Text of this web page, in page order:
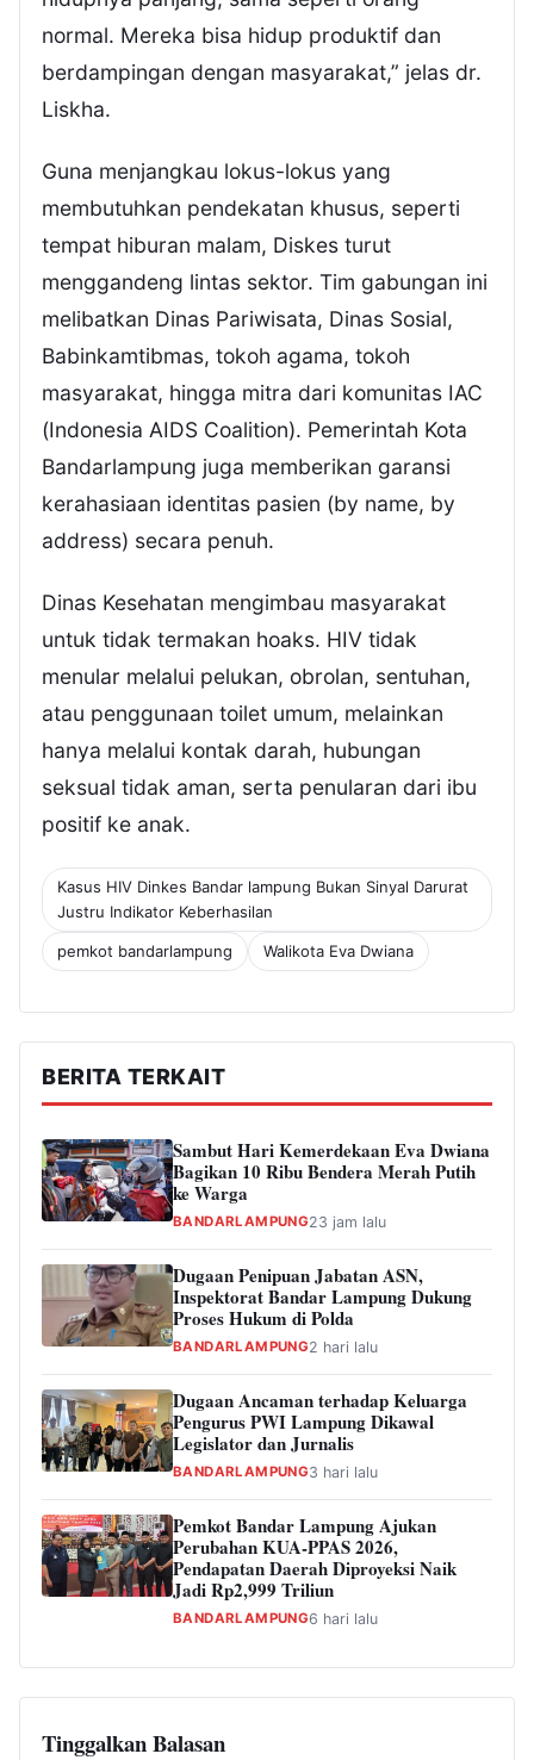
normal. Mereka bisa hidup produktif dan
berdampingan dengan masyarakat,” jelas dr.
Liskha.
Guna menjangkau lokus-lokus yang
membutuhkan pendekatan khusus, seperti
tempat hiburan malam, Diskes turut
menggandeng lintas sektor. Tim gabungan ini
melibatkan Dinas Pariwisata, Dinas Sosial,
Babinkamtibmas, tokoh agama, tokoh
masyarakat, hingga mitra dari komunitas IAC
(Indonesia AIDS Coalition). Pemerintah Kota
Bandarlampung juga memberikan garansi
kerahasiaan identitas pasien (by name, by
address) secara penuh.
Dinas Kesehatan mengimbau masyarakat
untuk tidak termakan hoaks. HIV tidak
menular melalui pelukan, obrolan, sentuhan,
atau penggunaan toilet umum, melainkan
hanya melalui kontak darah, hubungan
seksual tidak aman, serta penularan dari ibu
positif ke anak.
Kasus HIV Dinkes Bandar lampung Bukan Sinyal Darurat
Justru Indikator Keberhasilan
pemkot bandarlampung Walikota Eva Dwiana
BERITA TERKAIT
Sambut Hari Kemerdekaan Eva Dwiana
Bagikan 10 Ribu Bendera Merah Putih
ke Warga
BANDARLAMPUNG23 jam lalu
Dugaan Penipuan Jabatan ASN,
Inspektorat Bandar Lampung Dukung
Proses Hukum di Polda
BANDARLAMPUNG2 hari lalu
Dugaan Ancaman terhadap Keluarga
Pengurus PWI Lampung Dikawal
Legislator dan Jurnalis
BANDARLAMPUNG3 hari lalu
Pemkot Bandar Lampung Ajukan
Perubahan KUA-PPAS 2026,
Pendapatan Daerah Diproyeksi Naik
Jadi Rp2,999 Triliun
BANDARLAMPUNG6 hari lalu
Tinggalkan Balasan